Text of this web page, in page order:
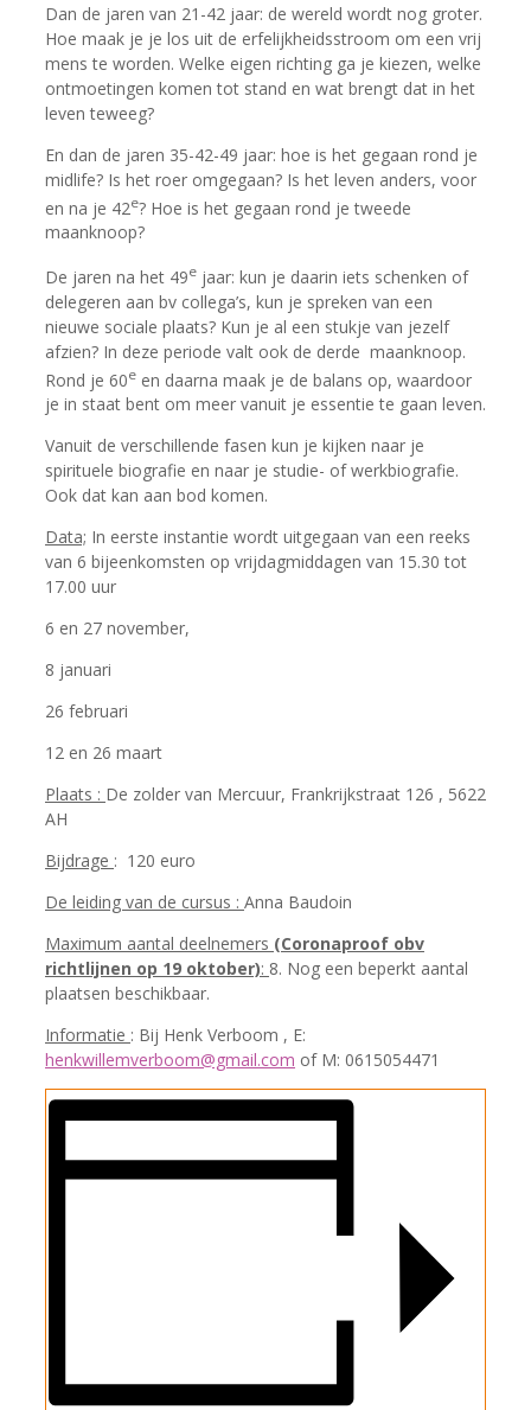
Dan de jaren van 21-42 jaar: de wereld wordt nog groter.
Hoe maak je je los uit de erfelijkheidsstroom om een vrij
mens te worden. Welke eigen richting ga je kiezen, welke
ontmoetingen komen tot stand en wat brengt dat in het
leven teweeg?
En dan de jaren 35-42-49 jaar: hoe is het gegaan rond je
midlife? Is het roer omgegaan? Is het leven anders, voor
en na je 42e? Hoe is het gegaan rond je tweede
maanknoop?
De jaren na het 49e jaar: kun je daarin iets schenken of
delegeren aan bv collega’s, kun je spreken van een
nieuwe sociale plaats? Kun je al een stukje van jezelf
afzien? In deze periode valt ook de derde maanknoop.
Rond je 60e en daarna maak je de balans op, waardoor
je in staat bent om meer vanuit je essentie te gaan leven.
Vanuit de verschillende fasen kun je kijken naar je
spirituele biografie en naar je studie- of werkbiografie.
Ook dat kan aan bod komen.
Data; In eerste instantie wordt uitgegaan van een reeks
van 6 bijeenkomsten op vrijdagmiddagen van 15.30 tot
17.00 uur
6 en 27 november,
8 januari
26 februari
12 en 26 maart
Plaats : De zolder van Mercuur, Frankrijkstraat 126 , 5622
AH
Bijdrage : 120 euro
De leiding van de cursus : Anna Baudoin
Maximum aantal deelnemers (Coronaproof obv
richtlijnen op 19 oktober): 8. Nog een beperkt aantal
plaatsen beschikbaar.
Informatie : Bij Henk Verboom , E:
henkwillemverboom@gmail.com of M: 0615054471